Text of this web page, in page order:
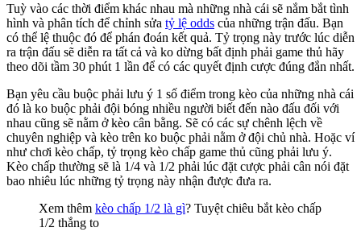
Tuỳ vào các thời điểm khác nhau mà những nhà cái sẽ nắm bắt tình
hình và phân tích để chỉnh sửa tỷ lệ odds của những trận đấu. Bạn
có thể lệ thuộc đó để phán đoán kết quả. Tỷ trọng này trước lúc diễn
ra trận đấu sẽ diễn ra tất cả và ko dừng bất định phải game thủ hãy
theo dõi tầm 30 phút 1 lần để có các quyết định cược đúng đắn nhất.
Bạn yêu cầu buộc phải lưu ý 1 số điểm trong kèo của những nhà cái
đó là ko buộc phải đội bóng nhiều người biết đến nào đấu đối với
nhau cũng sẽ nằm ở kèo cân bằng. Sẽ có các sự chênh lệch về
chuyên nghiệp và kèo trên ko buộc phải nằm ở đội chủ nhà. Hoặc ví
như chơi kèo chấp, tỷ trọng kèo chấp game thủ cũng phải lưu ý.
Kèo chấp thường sẽ là 1/4 và 1/2 phải lúc đặt cược phải cân nói đặt
bao nhiêu lúc những tỷ trọng này nhận được đưa ra.
Xem thêm kèo chấp 1/2 là gì? Tuyệt chiêu bắt kèo chấp
1/2 thắng to